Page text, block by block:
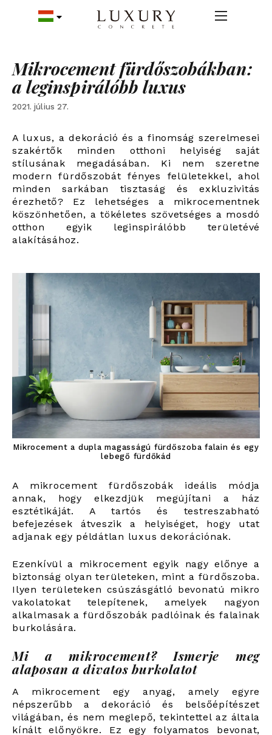
Mikrocement fürdőszobákban:
a leginspirálóbb luxus
2021. július 27.
A luxus, a dekoráció és a finomság szerelmesei
szakértők minden otthoni helyiség saját
stílusának megadásában. Ki nem szeretne
modern fürdőszobát fényes felületekkel, ahol
minden sarkában tisztaság és exkluzivitás
érezhető? Ez lehetséges a mikrocementnek
köszönhetően, a tökéletes szövetséges a mosdó
otthon egyik leginspirálóbb területévé
alakításához.
Mikrocement a dupla magasságú fürdőszoba falain és egy
lebegő fürdőkád
A mikrocement fürdőszobák ideális módja
annak, hogy elkezdjük megújítani a ház
esztétikáját. A tartós és testreszabható
befejezések átveszik a helyiséget, hogy utat
adjanak egy példátlan luxus dekorációnak.
Ezenkívül a mikrocement egyik nagy előnye a
biztonság olyan területeken, mint a fürdőszoba.
Ilyen területeken csúszásgátló bevonatú mikro
vakolatokat telepítenek, amelyek nagyon
alkalmasak a fürdőszobák padlóinak és falainak
burkolására.
Mi a mikrocement? Ismerje meg
alaposan a divatos burkolatot
A mikrocement egy anyag, amely egyre
népszerűbb a dekoráció és belsőépítészet
világában, és nem meglepő, tekintettel az általa
kínált előnyökre. Ez egy folyamatos bevonat,